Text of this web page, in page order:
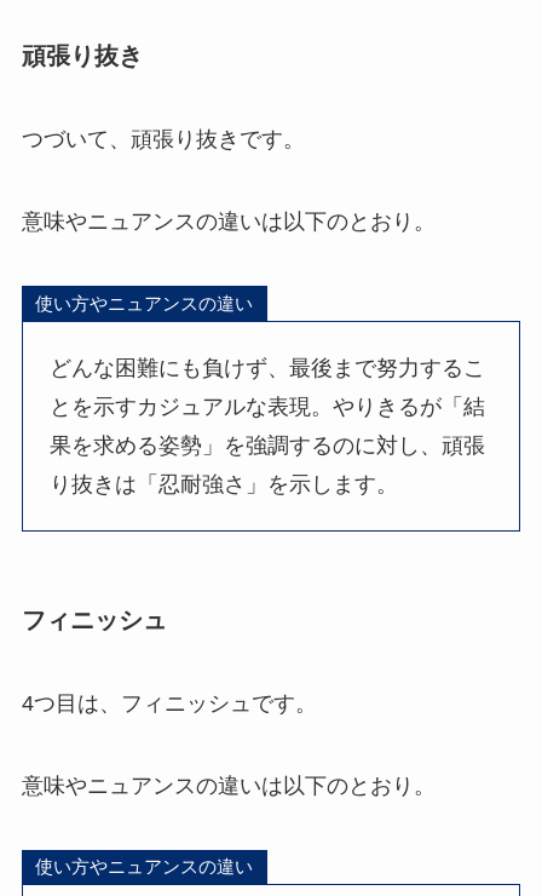
頑張り抜き
つづいて、頑張り抜きです。
意味やニュアンスの違いは以下のとおり。
使い方やニュアンスの違い
どんな困難にも負けず、最後まで努力するこ
とを示すカジュアルな表現。やりきるが「結
果を求める姿勢」を強調するのに対し、頑張
り抜きは「忍耐強さ」を示します。
フィニッシュ
4つ目は、フィニッシュです。
意味やニュアンスの違いは以下のとおり。
使い方やニュアンスの違い